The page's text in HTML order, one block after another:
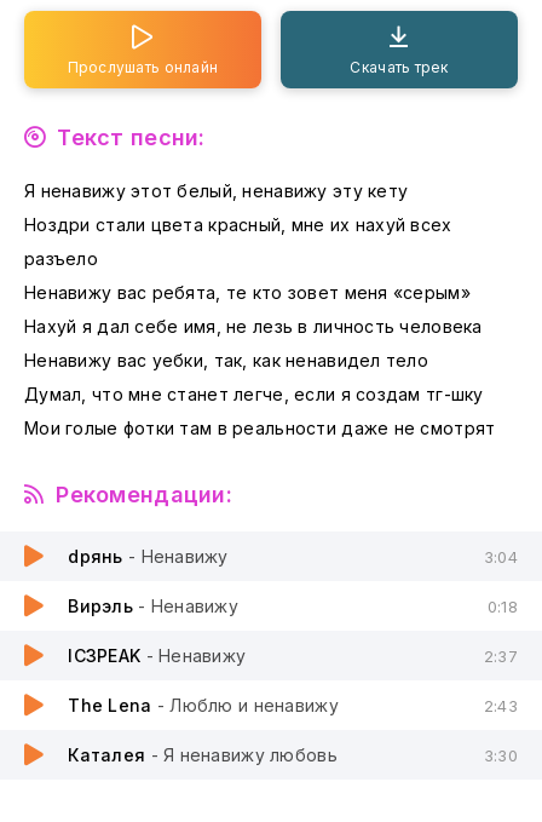
Прослушать онлайн Скачать трек
Текст песни:
Я ненавижу этот белый, ненавижу эту кету
Ноздри стали цвета красный, мне их нахуй всех
разъело
Ненавижу вас ребята, те кто зовет меня «серым»
Нахуй я дал себе имя, не лезь в личность человека
Ненавижу вас уебки, так, как ненавидел тело
Думал, что мне станет легче, если я создам тг-шку
Мои голые фотки там в реальности даже не смотрят
Рекомендации:
dрянь - Ненавижу 3:04
Вирэль - Ненавижу 0:18
IC3PEAK - Ненавижу 2:37
The Lena - Люблю и ненавижу 2:43
Каталея - Я ненавижу любовь 3:30